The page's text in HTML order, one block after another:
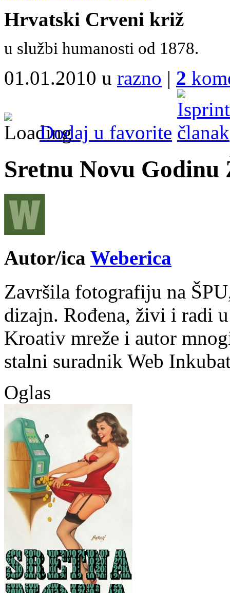
Hrvatski Crveni križ
u službi humanosti od 1878.
01.01.2010 u razno | 2
Dodaj u favorite
Sretnu Novu
Autor/ica Weberica
Završila fotografiju na
dizajn. Rođena, živi i radi
Kroativ mreže i autor
stalni suradnik Web
Oglas